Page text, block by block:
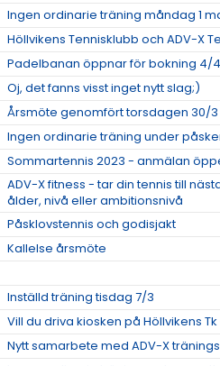
Ingen ordinarie träning måndag 1
Höllvikens Tennisklubb och ADV-X
Padelbanan öppnar för bokning 4/4
Oj, det fanns visst inget nytt slag;)
Årsmöte genomfört torsdagen 30/3
Ingen ordinarie träning under
Sommartennis 2023 - anmälan
ADV-X fitness - tar din tennis till
ålder, nivå eller ambitionsnivå
Påsklovstennis och godisjakt
Kallelse årsmöte
Inställd träning tisdag 7/3
Vill du driva kiosken på Höllvikens
Nytt samarbete med ADV-X